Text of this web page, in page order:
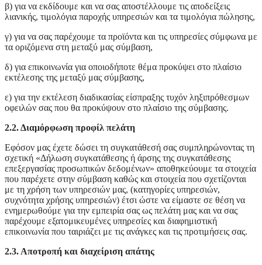
β) για να εκδίδουμε και να σας αποστέλλουμε τις αποδείξεις
λιανικής, τιμολόγια παροχής υπηρεσιών και τα τιμολόγια πώλησης,
γ) για να σας παρέχουμε τα προϊόντα και τις υπηρεσίες σύμφωνα με
τα οριζόμενα στη μεταξύ μας σύμβαση,
δ) για επικοινωνία για οποιοδήποτε θέμα προκύψει στο πλαίσιο
εκτέλεσης της μεταξύ μας σύμβασης,
ε) για την εκτέλεση διαδικασίας είσπραξης τυχόν ληξιπρόθεσμων
οφειλών σας που θα προκύψουν στο πλαίσιο της σύμβασης.
2.2. Διαμόρφωση προφίλ πελάτη
Εφόσον μας έχετε δώσει τη συγκατάθεσή σας συμπληρώνοντας τη
σχετική «Δήλωση συγκατάθεσης ή άρσης της συγκατάθεσης
επεξεργασίας προσωπικών δεδομένων» αποθηκεύουμε τα στοιχεία
που παρέχετε στην σύμβαση καθώς και στοιχεία που σχετίζονται
με τη χρήση των υπηρεσιών μας, (κατηγορίες υπηρεσιών,
συχνότητα χρήσης υπηρεσιών) έτσι ώστε να είμαστε σε θέση να
ενημερωθούμε για την εμπειρία σας ως πελάτη μας και να σας
παρέχουμε εξατομικευμένες υπηρεσίες και διαφημιστική
επικοινωνία που ταιριάζει με τις ανάγκες και τις προτιμήσεις σας.
2.3. Αποτροπή και διαχείριση απάτης